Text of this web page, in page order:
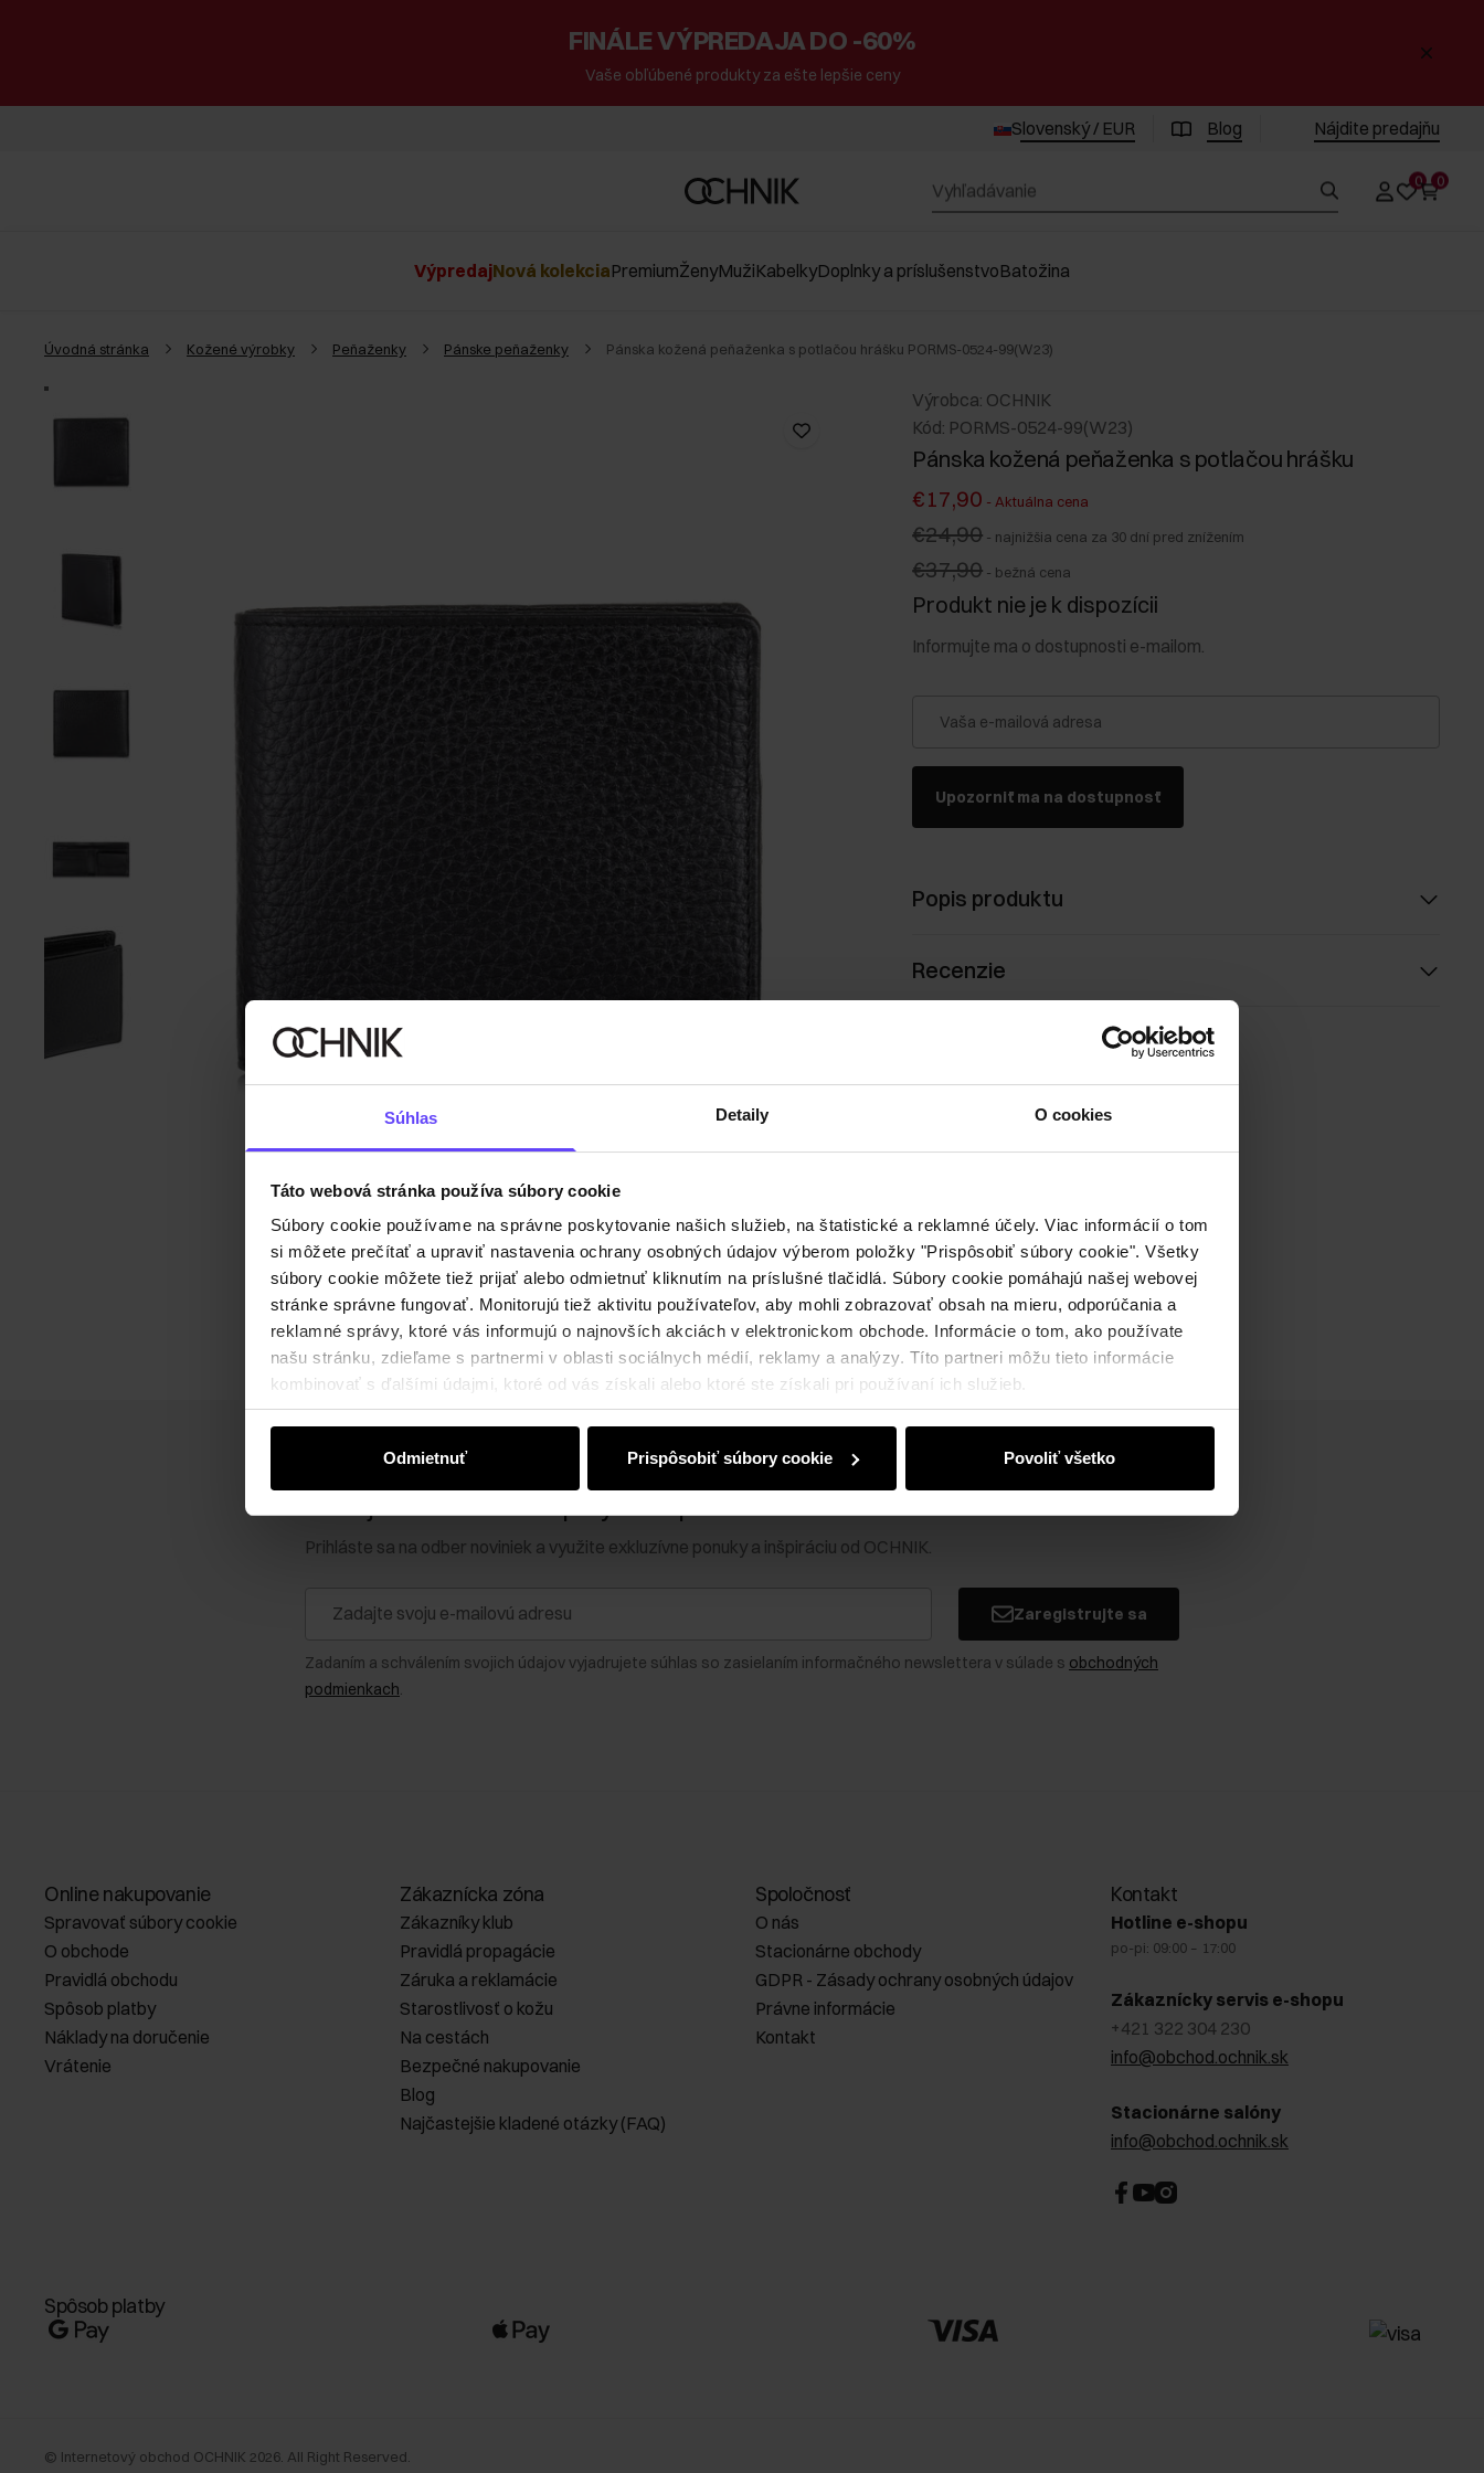
Súhlas Detaily O cookies
Táto webová stránka používa súbory cookie
Súbory cookie používame na správne poskytovanie našich služieb, na štatistické a reklamné účely. Viac informácií o tom
si môžete prečítať a upraviť nastavenia ochrany osobných údajov výberom položky "Prispôsobiť súbory cookie". Všetky
súbory cookie môžete tiež prijať alebo odmietnuť kliknutím na príslušné tlačidlá. Súbory cookie pomáhajú našej webovej
stránke správne fungovať. Monitorujú tiež aktivitu používateľov, aby mohli zobrazovať obsah na mieru, odporúčania a
reklamné správy, ktoré vás informujú o najnovších akciách v elektronickom obchode. Informácie o tom, ako používate
našu stránku, zdieľame s partnermi v oblasti sociálnych médií, reklamy a analýzy. Títo partneri môžu tieto informácie
kombinovať s ďalšími údajmi, ktoré od vás získali alebo ktoré ste získali pri používaní ich služieb.
Odmietnuť Prispôsobiť súbory cookie Povoliť všetko
FINÁLE VÝPREDAJA DO -60%
Vaše obľúbené produkty za ešte lepšie ceny
Slovenský / EUR Blog Nájdite predajňu
0 0
VýpredajNová kolekciaPremiumŽenyMužiKabelkyDoplnky a príslušenstvoBatožina
Úvodná stránka Kožené výrobky Peňaženky Pánske peňaženky Pánska kožená peňaženka s potlačou hrášku PORMS-0524-99(W23)
Výrobca: OCHNIK
Kód: PORMS-0524-99(W23)
Pánska kožená peňaženka s potlačou hrášku
€17,90 - Aktuálna cena
€24,90 - najnižšia cena za 30 dní pred znížením
€37,90 - bežná cena
Produkt nie je k dispozícii
Informujte ma o dostupnosti e-mailom.
Vaša e-mailová adresa
Upozorniť ma na dostupnosť
Popis produktu
Recenzie
Prihláste sa na odber noviniek a využite exkluzívne ponuky a inšpiráciu od OCHNIK.
Zaregistrujte sa
Zadaním a schválením svojich údajov vyjadrujete súhlas so zasielaním informačného newslettera v súlade s obchodných
podmienkach.
Online nakupovanie
Spravovať súbory cookie
O obchode
Pravidlá obchodu
Spôsob platby
Náklady na doručenie
Vrátenie
Zákaznícka zóna
Zákazníky klub
Pravidlá propagácie
Záruka a reklamácie
Starostlivosť o kožu
Na cestách
Bezpečné nakupovanie
Blog
Najčastejšie kladené otázky (FAQ)
Spoločnosť
O nás
Stacionárne obchody
GDPR - Zásady ochrany osobných údajov
Právne informácie
Kontakt
Kontakt
Hotline e-shopu
po-pi: 09:00 – 17:00
Zákaznícky servis e-shopu
+421 322 304 230
info@obchod.ochnik.sk
Stacionárne salóny
info@obchod.ochnik.sk
Spôsob platby
© Internetový obchod OCHNIK 2026 . All Right Reserved.